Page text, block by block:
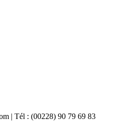
| Tél : (00228) 90 79 69 83